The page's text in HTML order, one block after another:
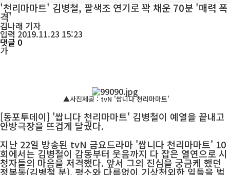
'천리마마트' 김병철, 팔색조 연기로 꽉 채운 70분 '매력 폭
격'
김나래 기자
입력 2019.11.23 15:23
댓글 0
가
▲사진제공 : tvN '쌉니다 천리마마트'
[동포투데이] '쌉니다 천리마마트' 김병철이 예열을 끝내고
안방극장을 뜨겁게 달궜다.
지난 22일 방송된 tvN 금요드라마 '쌉니다 천리마마트' 10
회에서는 김병철이 감동부터 웃음까지 다 잡은 열연으로 시
청자들의 마음을 저격했다. 앞서 그의 진심을 궁금케 했던
정복동(김병철 분), 평소와 다름없이 기상천외한 일들을 벌